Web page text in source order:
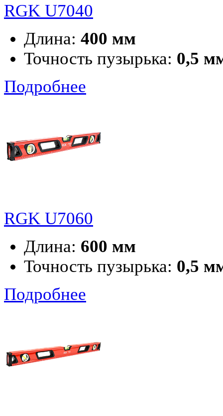
RGK U7040
Длина: 400 мм
Точность пузырька: 0,5
Подробнее
RGK U7060
Длина: 600 мм
Точность пузырька: 0,5
Подробнее